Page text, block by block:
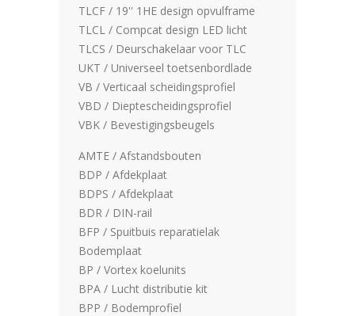
TLCF / 19'' 1HE design opvulframe
TLCL / Compcat design LED licht
TLCS / Deurschakelaar voor TLC
UKT / Universeel toetsenbordlade
VB / Verticaal scheidingsprofiel
VBD / Dieptescheidingsprofiel
VBK / Bevestigingsbeugels
AMTE / Afstandsbouten
BDP / Afdekplaat
BDPS / Afdekplaat
BDR / DIN-rail
BFP / Spuitbuis reparatielak
Bodemplaat
BP / Vortex koelunits
BPA / Lucht distributie kit
BPP / Bodemprofiel